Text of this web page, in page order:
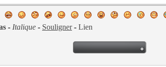
- Italique - Souligner- Lien